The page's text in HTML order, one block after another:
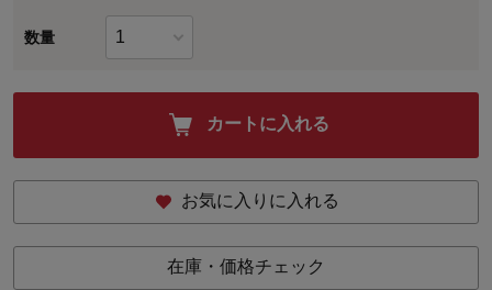
数量
カートに入れる
お気に入りに入れる
在庫・価格チェック